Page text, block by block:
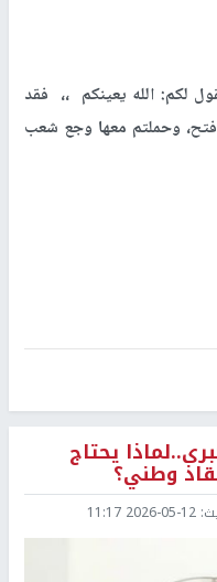
لكم: الله يعينكم ،، فقد
وحملتم معها وجع شعب
يحتاج
وطني؟
2026-05-12 11:17